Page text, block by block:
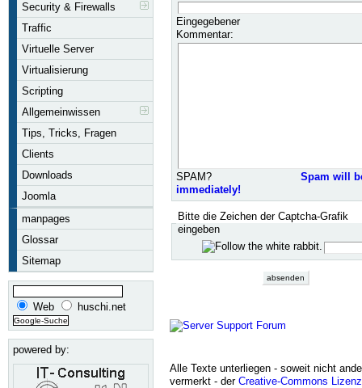
Security & Firewalls
Traffic
Virtuelle Server
Virtualisierung
Scripting
Allgemeinwissen
Tips, Tricks, Fragen
Clients
Downloads
Joomla
manpages
Glossar
Sitemap
Web huschi.net
powered by:
Eingegebener
Kommentar:
SPAM?
Spam will
immediately!
Bitte die Zeichen der Captcha-Grafik
eingeben
Alle Texte unterliegen - soweit nicht
vermerkt - der Creative-Commons Lizenz